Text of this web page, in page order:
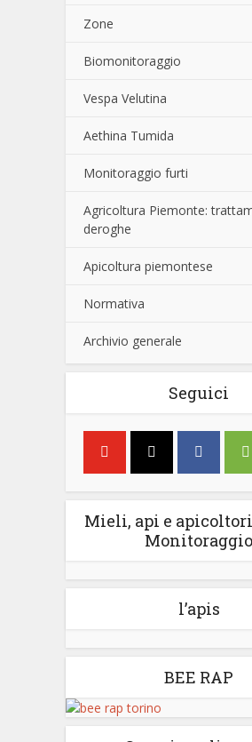
Zone
Biomonitoraggio
Vespa Velutina
Aethina Tumida
Monitoraggio furti
Agricoltura Piemonte:
deroghe
Apicoltura piemontese
Normativa
Archivio generale
Seguici
Mieli, api e
Monitoraggio
l’apis
BEE RAP